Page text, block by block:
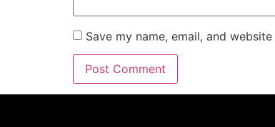
Save my name, email, and